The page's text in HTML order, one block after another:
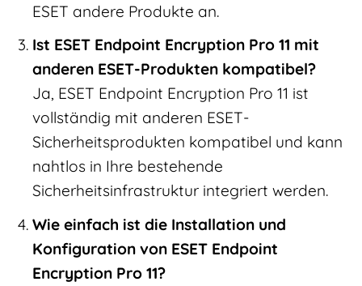
ESET andere Produkte an.
Ist ESET Endpoint Encryption Pro 11 mit
anderen ESET-Produkten kompatibel?
Ja, ESET Endpoint Encryption Pro 11 ist
vollständig mit anderen ESET-
Sicherheitsprodukten kompatibel und kann
nahtlos in Ihre bestehende
Sicherheitsinfrastruktur integriert werden.
Wie einfach ist die Installation und
Konfiguration von ESET Endpoint
Encryption Pro 11?